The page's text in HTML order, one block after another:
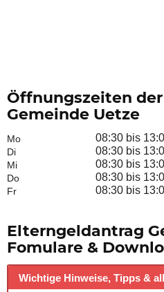
Öffnungszeiten
Gemeinde Uetze
Mo 08:30 bis
Di 08:30 bis
Mi 08:30 bis
Do 08:30 bis
Fr 08:30 bis
Elterngeldantrag
Fomulare &
Wichtige Hinweise, Tipps &